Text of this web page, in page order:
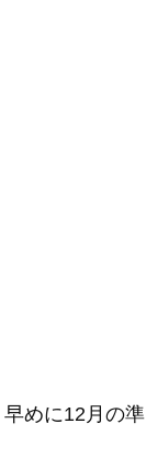
めに12月の準